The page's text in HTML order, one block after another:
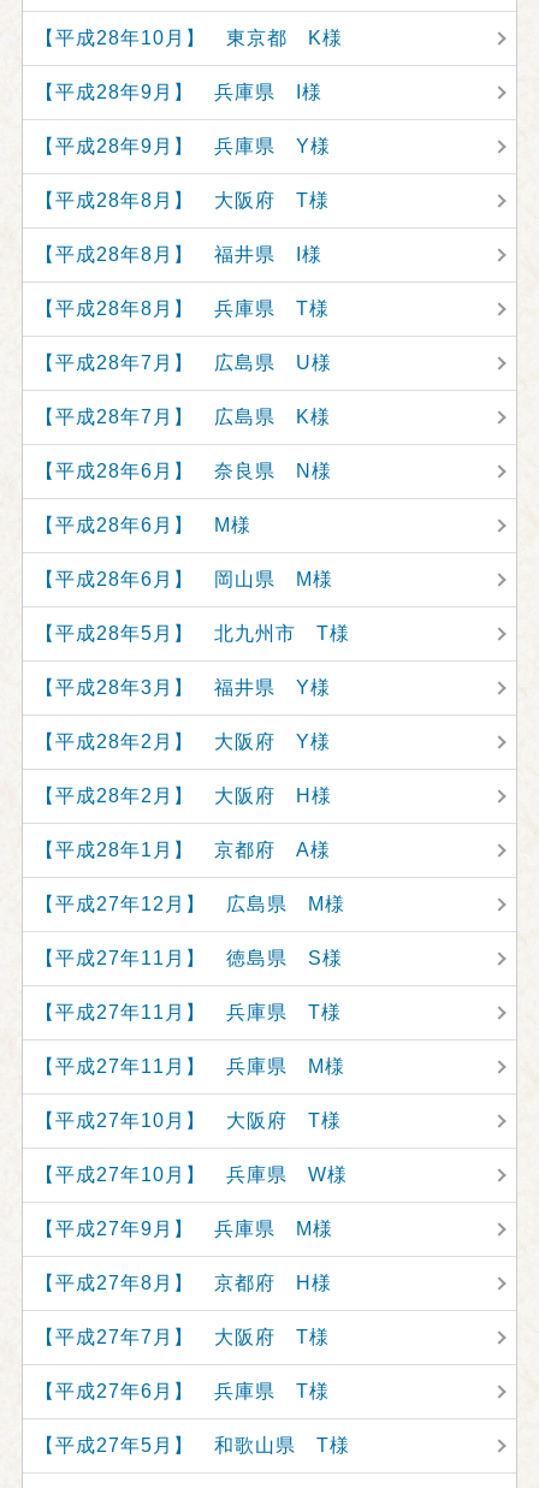
【平成28年10月】 東京都 K様
【平成28年9月】 兵庫県 I様
【平成28年9月】 兵庫県 Y様
【平成28年8月】 大阪府 T様
【平成28年8月】 福井県 I様
【平成28年8月】 兵庫県 T様
【平成28年7月】 広島県 U様
【平成28年7月】 広島県 K様
【平成28年6月】 奈良県 N様
【平成28年6月】 M様
【平成28年6月】 岡山県 M様
【平成28年5月】 北九州市 T様
【平成28年3月】 福井県 Y様
【平成28年2月】 大阪府 Y様
【平成28年2月】 大阪府 H様
【平成28年1月】 京都府 A様
【平成27年12月】 広島県 M様
【平成27年11月】 徳島県 S様
【平成27年11月】 兵庫県 T様
【平成27年11月】 兵庫県 M様
【平成27年10月】 大阪府 T様
【平成27年10月】 兵庫県 W様
【平成27年9月】 兵庫県 M様
【平成27年8月】 京都府 H様
【平成27年7月】 大阪府 T様
【平成27年6月】 兵庫県 T様
【平成27年5月】 和歌山県 T様